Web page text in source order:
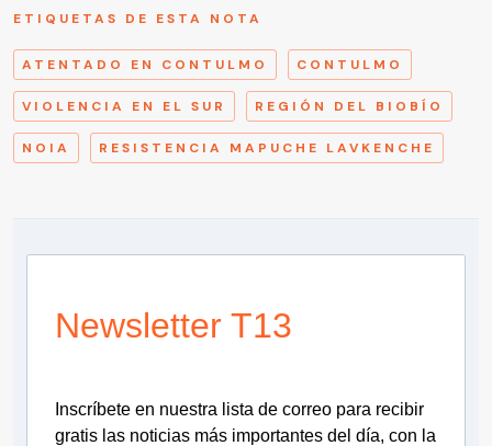
ETIQUETAS DE ESTA NOTA
ATENTADO EN CONTULMO CONTULMO
VIOLENCIA EN EL SUR REGIÓN DEL BIOBÍO
NOIA RESISTENCIA MAPUCHE LAVKENCHE
Newsletter T13
Inscríbete en nuestra lista de correo para recibir
gratis las noticias más importantes del día, con la